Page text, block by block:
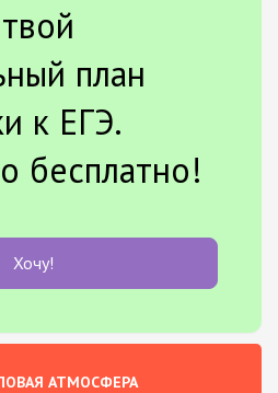
план
к ЕГЭ.
бесплатно!
Хочу!
АТМОСФЕРА